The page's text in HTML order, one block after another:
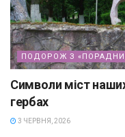
ПОДОРОЖ З
Символи міст
гербах
3 ЧЕРВНЯ, 2026